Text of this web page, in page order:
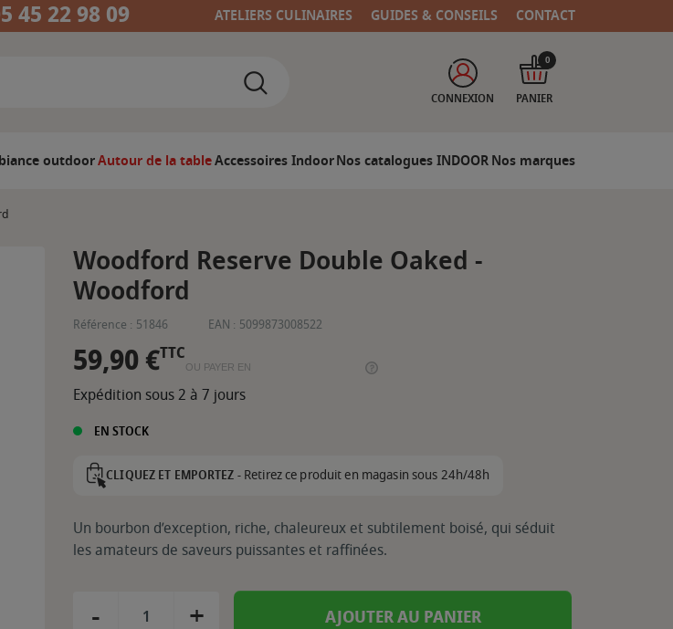
45 22 98 09 ATELIERS CULINAIRES GUIDES & CONSEILS CONTACT
CONNEXION PANIER
0
outdoorAutour de la tableAccessoires IndoorNos catalogues INDOORNos marques
Woodford Reserve Double Oaked -
Woodford
Référence : 51846 EAN : 5099873008522
59,90 €TTC
OU PAYER EN
Expédition sous 2 à 7 jours
EN STOCK
CLIQUEZ ET EMPORTEZ -Retirez ce produit en magasin sous 24h/48h
Un bourbon d’exception, riche, chaleureux et subtilement boisé, qui séduit
les amateurs de saveurs puissantes et raffinées.
- + AJOUTER AU PANIER